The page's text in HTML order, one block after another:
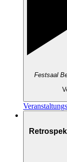
Festsaal